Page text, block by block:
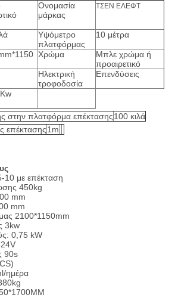
Ονομασία
μάρκας
ΤΣΕΝ ΕΛΕΦΤ
Υψόμετρο
πλατφόρμας
10 μέτρα
Χρώμα
Μπλε χρώμα ή
προαιρετικό
Ηλεκτρική
τροφοδοσία
Επενδύσεις
στην πλατφόρμα επέκτασης100 κιλά
επέκτασης1m
με επέκταση
450kg
mm
mm
2100*1150mm
3kw
0,75 kW
90s
ημέρα